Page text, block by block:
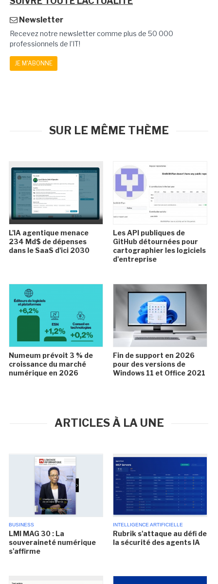
Newsletter
Recevez notre newsletter comme plus de 50 000
professionnels de l'IT!
JE M'ABONNE
SUR LE MÊME THÈME
L'IA agentique menace
234 Md$ de dépenses
dans le SaaS d'ici 2030
Les API publiques de
GitHub détournées pour
cartographier les logiciels
d'entreprise
Numeum prévoit 3 % de
croissance du marché
numérique en 2026
Fin de support en 2026
pour des versions de
Windows 11 et Office 2021
ARTICLES À LA UNE
BUSINESS
LMI MAG 30 : La
souveraineté numérique
s'affirme
INTELLIGENCE ARTIFICIELLE
Rubrik s'attaque au défi de
la sécurité des agents IA